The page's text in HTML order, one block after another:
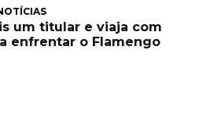
um titular e viaja com
enfrentar o Flamengo